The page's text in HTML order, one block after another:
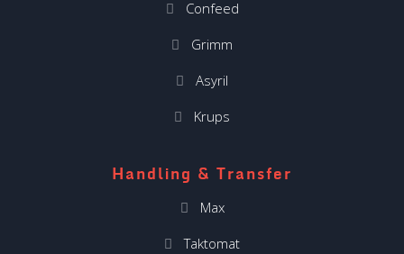
Confeed
Grimm
Asyril
Krups
Handling & Transfer
Max
Taktomat